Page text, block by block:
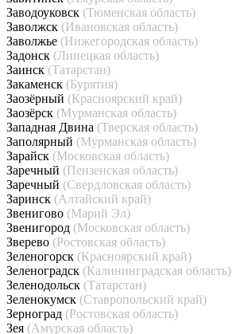
Заводоуковск (Тюменская область)
Заволжск (Ивановская область)
Заволжье (Нижегородская область)
Задонск (Липецкая область)
Заинск (Татарстан)
Закаменск (Бурятия)
Заозёрный (Красноярский край)
Заозёрск (Мурманская область)
Западная Двина (Тверская область)
Заполярный (Мурманская область)
Зарайск (Московская область)
Заречный (Пензенская область)
Заречный (Свердловская область)
Заринск (Алтайский край)
Звенигово (Марий Эл)
Звенигород (Московская область)
Зверево (Ростовская область)
Зеленогорск (Красноярский край)
Зеленоградск (Калининградская область)
Зеленодольск (Татарстан)
Зеленокумск (Ставропольский край)
Зерноград (Ростовская область)
Зея (Амурская область)